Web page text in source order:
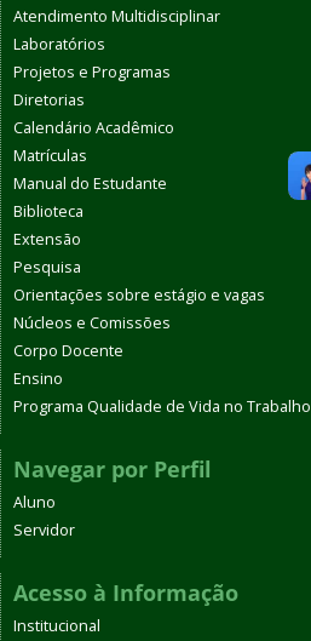
Atendimento Multidisciplinar
Laboratórios
Projetos e Programas
Diretorias
Calendário Acadêmico
Matrículas
Manual do Estudante
Biblioteca
Extensão
Pesquisa
Orientações sobre estágio e vagas
Núcleos e Comissões
Corpo Docente
Ensino
Programa Qualidade de Vida no Trabalho
Navegar por Perfil
Aluno
Servidor
Acesso à Informação
Institucional